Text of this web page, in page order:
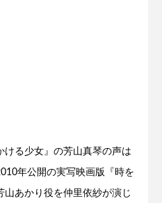
ける少女』の芳山真琴の声は
年公開の実写映画版『時を
あかり役を仲里依紗が演じ